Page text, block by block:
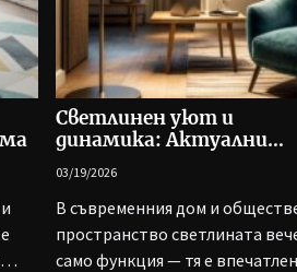
Светлинен уют и
динамика: Актуални
прожектори
03/19/2026
В съвременния дом и
пространство светлината
само функция — тя е